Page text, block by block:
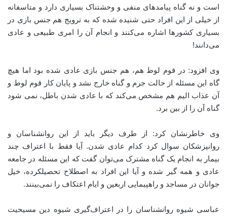
است و نه گناه پیامدهای منفی و وحشتناک بسیاری دارد و متاسفانه
از خیلی از این افراد حتی شنیده شده که به ترویج هم جنس بازی در
بسیاری کشورها اشاره می‌کنند و انجام آن را امری طبیعی و عادی
می‌دانند!
وی افزود: در قوم لوط هم، هم جنس بازی عادی شده بود اما هیچ
گاه این مسئله از حالت جرم و گناه خارج نشد و پایان کار قوم لوط و
آن عذاب الیم هم مشخص می‌کند که با عادی شدن باطل، نمی شود
گناه آن را از بین برد.
وی خاطرنشان کرد: از طرف دیگر باید از این روانشناسان و
روانپزشکان سوال کرد کدام عادی شدن. آیا فقط با اعتراف چند
بیمار به انجام یک گناه مشترک می‌توان گفت که این مسئله در جامعه
عادی و همه گیر شده و آیا این افراد به اصطلاح تحصیلکرده، خیل
جوانان در مساجد و راهپیمایی اربعین و ایام اعتکاف را نمی‌بینند.
عباسی شیوه روانشناسان را در اعتراف‌گیری شیوه دین مسیحیت